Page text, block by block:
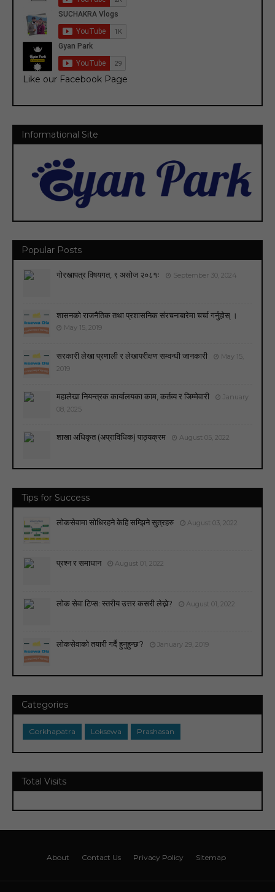
Like our Facebook Page
Informational Site
Popular Posts
गोरखापत्र विषयगत, ९ असोज २०८१ः September 30, 2024
शासनको राजनैतिक तथा प्रशासनिक संरचनाबारेमा चर्चा गर्नुहोस् ।
May 15, 2019
सरकारी लेखा प्रणाली र लेखापरीक्षण सम्वन्धी जानकारी
May 15,
2019
महालेखा नियन्त्रक कार्यालयका काम, कर्तव्य र जिम्मेवारी
January
08, 2025
शाखा अधिकृत (अप्राविधिक) पाठ्यक्रम August 05, 2022
Tips for Success
लोकसेवामा सोधिरहने केहि सम्झिने सुत्रहरु August 03, 2022
प्रश्न र समाधान August 01, 2022
लोक सेवा टिप्स: स्तरीय उत्तर कसरी लेख्ने? August 01, 2022
लोकसेवाको तयारी गर्दै हुनुहुन्छ ? January 29, 2019
Categories
Gorkhapatra Loksewa Prashasan
Total Visits
About Contact Us Privacy Policy Sitemap